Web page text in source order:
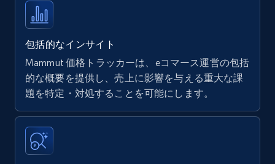
35.2K+
Amazon products - find products by using
upc numbers
Title, Seller name, Brand, Description, Initial
price, Currency, Availability, Reviews count, and
more.
包括的なインサイト
Mammut 価格トラッカーは、eコマース運営の包括
的な概要を提供し、売上に影響を与える重大な課
題を特定・対処することを可能にします。